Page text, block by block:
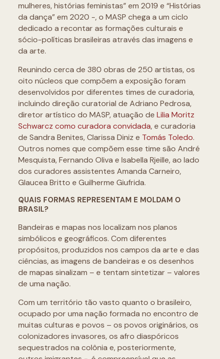
mulheres, histórias feministas” em 2019 e “Histórias
da dança” em 2020 -, o MASP chega a um ciclo
dedicado a recontar as formações culturais e
sócio-políticas brasileiras através das imagens e
da arte.
Reunindo cerca de 380 obras de 250 artistas, os
oito núcleos que compõem a exposição foram
desenvolvidos por diferentes times de curadoria,
incluindo direção curatorial de Adriano Pedrosa,
diretor artístico do MASP, atuação de Lilia Moritz
Schwarcz como curadora convidada, e curadoria
de Sandra Benites, Clarissa Diniz e Tomás Toledo.
Outros nomes que compõem esse time são André
Mesquista, Fernando Oliva e Isabella Rjeille, ao lado
dos curadores assistentes Amanda Carneiro,
Glaucea Britto e Guilherme Giufrida.
QUAIS FORMAS REPRESENTAM E MOLDAM O
BRASIL?
Bandeiras e mapas nos localizam nos planos
simbólicos e geográficos. Com diferentes
propósitos, produzidos nos campos da arte e das
ciências, as imagens de bandeiras e os desenhos
de mapas sinalizam – e tentam sintetizar – valores
de uma nação.
Com um território tão vasto quanto o brasileiro,
ocupado por uma nação formada no encontro de
muitas culturas e povos – os povos originários, os
colonizadores invasores, os afro diaspóricos
sequestrados na colônia e, posteriormente,